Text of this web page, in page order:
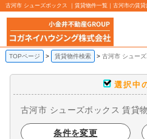
古河市 シューズボックス ｜賃貸物件一覧｜古河市の賃
TOPページ 賃貸物件検索 古河市 シュー
選択中
古河市 シューズボックス 賃貸
条件を変更